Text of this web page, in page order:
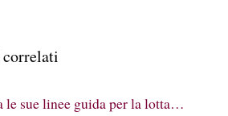
le sue linee guida per la lotta…